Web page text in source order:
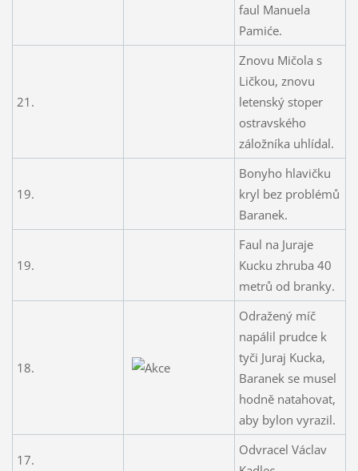
faul Manuela
Pamiće.
21.
Znovu Mičola s
Ličkou, znovu
letenský stoper
ostravského
záložníka uhlídal.
19.
Bonyho hlavičku
kryl bez problémů
Baranek.
19.
Faul na Juraje
Kucku zhruba 40
metrů od branky.
18.
Odražený míč
napálil prudce k
tyči Juraj Kucka,
Baranek se musel
hodně natahovat,
aby bylon vyrazil.
17.
Odvracel Václav